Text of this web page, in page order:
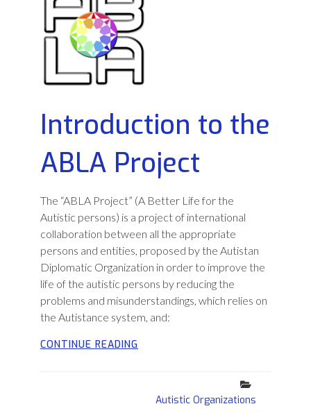
Introduction to the
ABLA Project
The “ABLA Project” (A Better Life for the
Autistic persons) is a project of international
collaboration between all the appropriate
persons and entities, proposed by the Autistan
Diplomatic Organization in order to improve the
life of the autistic persons by reducing the
problems and misunderstandings, which relies on
the Autistance system, and:
CONTINUE READING
PROJECT
Autistic Organizations